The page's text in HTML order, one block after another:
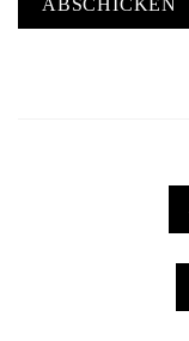
ABSCHICKEN